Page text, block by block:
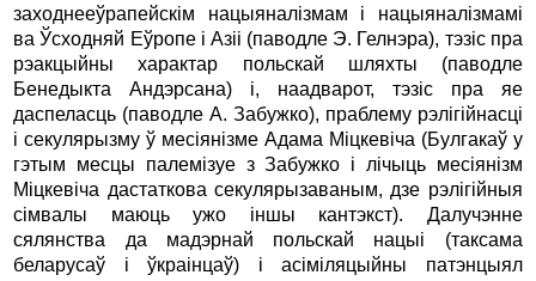
заходнееўрапейскім нацыяналізмам i нацыяналізмамі
ва Ўсходняй Еўропе i Азіі (паводле Э. Гелнэра), тэзіс пра
рэакцыйны характар польскай шляхты (паводле
Бенедыкта Андэрсана) і, наадварот, тэзіс пра яе
даспеласць (па­водле А. Забужко), праблему рэлігійнасці
i секулярызму ў месіянізме Адама Міцкевіча (Булгакаў у
гэтым месцы палемізуе з Забужко i лічыць месіянізм
Міцкевіча дастаткова секулярызаваным, дзе рэлігійныя
сімвалы маюць ужо іншы кантэкст). Далучэнне
сялянства да мадэрнай польскай нацыі (таксама
беларусаў i ўкраінцаў) i асіміляцыйны патэнцыял